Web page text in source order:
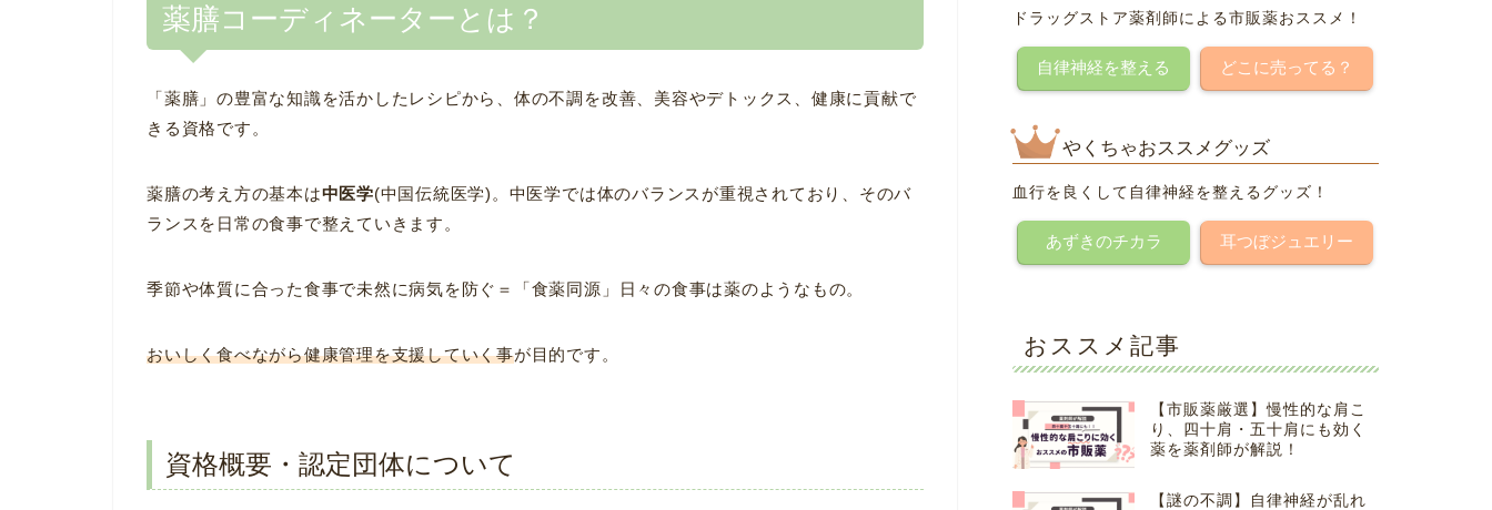
薬膳コーディネーターとは？
「薬膳」の豊富な知識を活かしたレシピから、体の不調を改善、美容やデトックス、健康に貢献で
きる資格です。
薬膳の考え方の基本は中医学(中国伝統医学)。中医学では体のバランスが重視されており、そのバ
ランスを日常の食事で整えていきます。
季節や体質に合った食事で未然に病気を防ぐ＝「食薬同源」日々の食事は薬のようなもの。
おいしく食べながら健康管理を支援していく事が目的です。
資格概要・認定団体について
ドラッグストア薬剤師による市販薬おススメ！
自律神経を整える どこに売ってる？
やくちゃおススメグッズ
血行を良くして自律神経を整えるグッズ！
あずきのチカラ 耳つぼジュエリー
おススメ記事
【市販薬厳選】慢性的な肩こ
り、四十肩・五十肩にも効く
薬を薬剤師が解説！
【謎の不調】自律神経が乱れ